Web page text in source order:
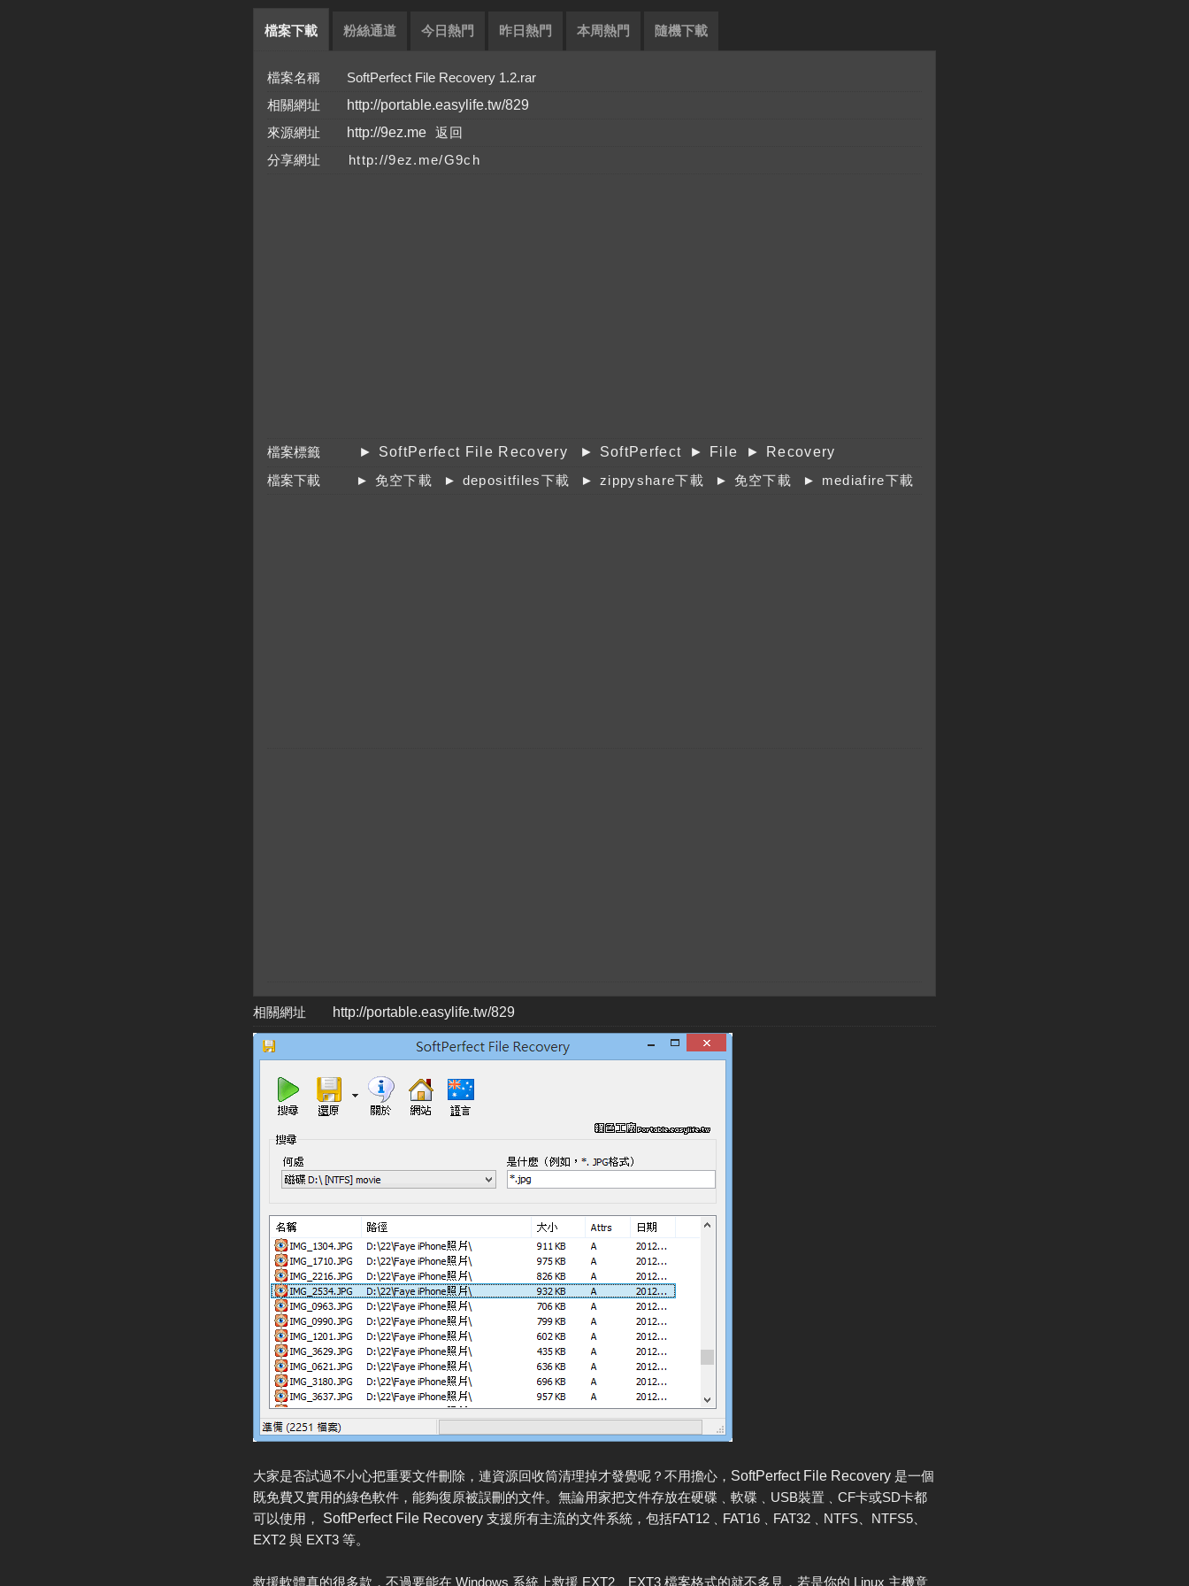
檔案下載 粉絲通道 今日熱門 昨日熱門 本周熱門 隨機下載
檔案名稱 SoftPerfect File Recovery 1.2.rar
相關網址
http://portable.easylife.tw/829
來源網址
http://9ez.me
分享網址
檔案標籤 ► SoftPerfect File Recovery ► SoftPerfect ► File
► Recovery
檔案下載
相關網址 http://portable.easylife.tw/829
大家是否試過不小心把重要文件刪除，連資源回收筒清理掉才發覺呢？不用擔心， SoftPerfect File Recovery 是一個
既免費又實用的綠色軟件，能夠復原被誤刪的文件。無論用家把文件存放在硬碟﹑軟碟﹑USB裝置﹑CF卡或SD卡都
可以使用， SoftPerfect File Recovery 支援所有主流的文件系統，包括FAT12﹑FAT16﹑FAT32﹑NTFS、NTFS5、
EXT2 與 EXT3 等。
救援軟體真的很多款，不過要能在 Windows 系統上救援 EXT2、EXT3 檔案格式的就不多見，若是你的 Linux 主機意